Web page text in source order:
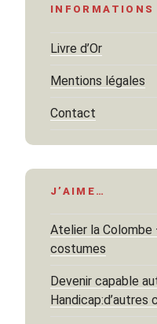
INFORMATIONS
Livre d’Or
Mentions légales
Contact
J’AIME…
Atelier la
costumes
Devenir capable
Handicap:d’autres